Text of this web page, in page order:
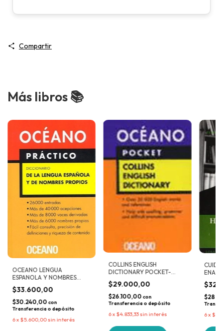
Compartir
Más libros 📚
OCEANO LENGUA
ESPANOLA Y NOMBRES
PRACTICO
$33.600,00
$30.240,00 con
Transferencia o depósito
6x $5.600,00sin interés
COLLINS ENGLISH
DICTIONARY POCKET-
PLASTICO
$29.000,00
$26.100,00 con
Transferencia o depósito
6x $4.833,33sin interés 6x